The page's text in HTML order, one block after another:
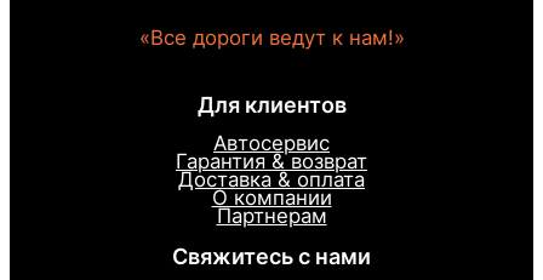
«Все дороги ведут к нам!»
Для клиентов
Автосервис
Гарантия & возврат
Доставка & оплата
О компании
Партнерам
Свяжитесь с нами